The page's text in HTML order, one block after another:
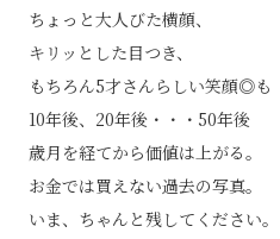
ちょっと大人びた横顔、
キリッとした目つき、
もちろん5才さんらしい笑顔◎も
10年後、20年後・・・50年後
歳月を経てから価値は上がる。
お金では買えない過去の写真。
いま、ちゃんと残してください。